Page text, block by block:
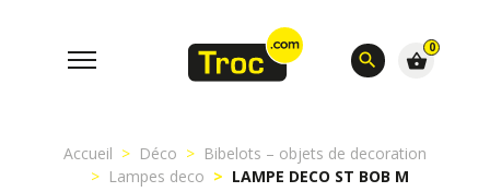
search
0
shopping_basket
Accueil Déco
Bibelots – objets de decoration
Lampes deco
LAMPE DECO ST BOB M